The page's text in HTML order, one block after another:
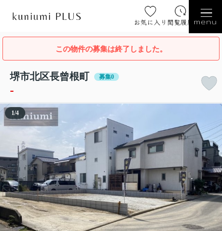
お気に入り 閲覧履歴 menu
この物件の募集は終了しました。
堺市北区長曾根町 募集0
-
1/4